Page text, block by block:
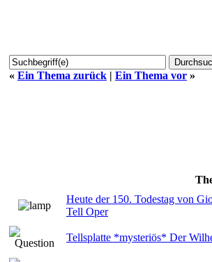
« Ein Thema zurück | Ein Thema vor »
Heute der 150. Todestag von
Tell Oper
Tellsplatte *mysteriös* Der